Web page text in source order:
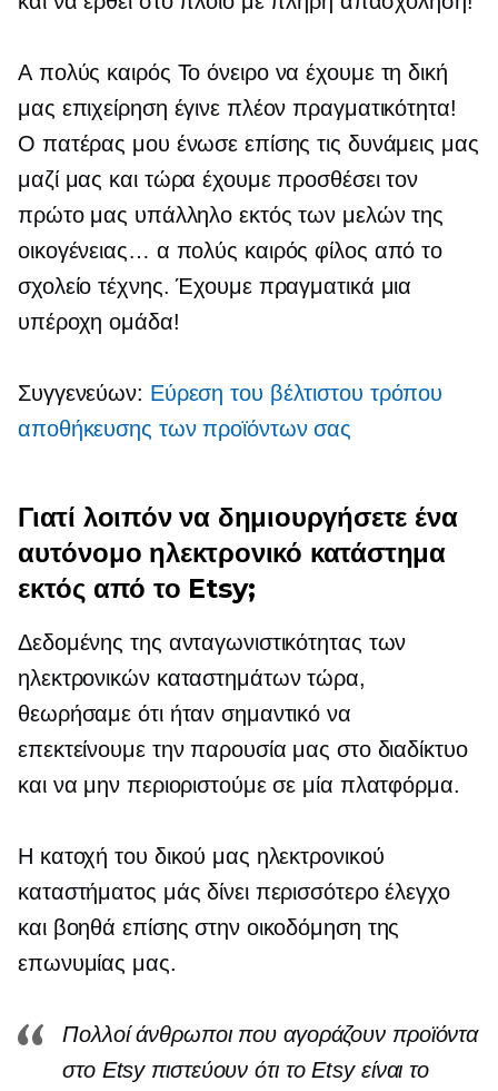
A πολύς καιρός Το όνειρο να έχουμε τη δική
μας επιχείρηση έγινε πλέον πραγματικότητα!
Ο πατέρας μου ένωσε επίσης τις δυνάμεις μας
μαζί μας και τώρα έχουμε προσθέσει τον
πρώτο μας υπάλληλο εκτός των μελών της
οικογένειας… α πολύς καιρός φίλος από το
σχολείο τέχνης. Έχουμε πραγματικά μια
υπέροχη ομάδα!
Συγγενεύων: Εύρεση του βέλτιστου τρόπου
αποθήκευσης των προϊόντων σας
Γιατί λοιπόν να δημιουργήσετε ένα
αυτόνομο ηλεκτρονικό κατάστημα
εκτός από το Etsy;
Δεδομένης της ανταγωνιστικότητας των
ηλεκτρονικών καταστημάτων τώρα,
θεωρήσαμε ότι ήταν σημαντικό να
επεκτείνουμε την παρουσία μας στο διαδίκτυο
και να μην περιοριστούμε σε μία πλατφόρμα.
Η κατοχή του δικού μας ηλεκτρονικού
καταστήματος μάς δίνει περισσότερο έλεγχο
και βοηθά επίσης στην οικοδόμηση της
επωνυμίας μας.
Πολλοί άνθρωποι που αγοράζουν προϊόντα
στο Etsy πιστεύουν ότι το Etsy είναι το